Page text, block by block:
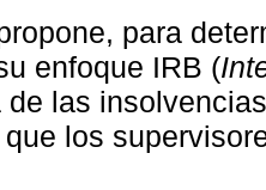
para
enfoque IRB (
de las
los